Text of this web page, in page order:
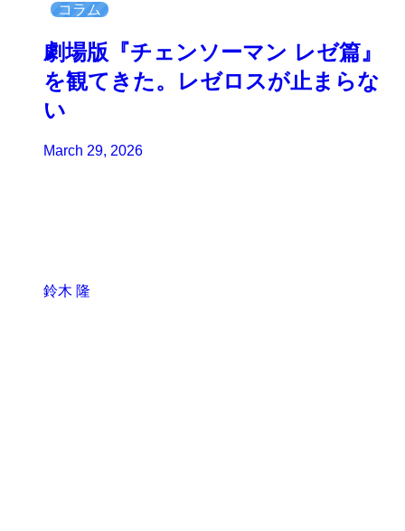
コラム
劇場版『チェンソーマン レゼ篇』
を観てきた。レゼロスが止まらな
い
March 29, 2026
鈴木 隆